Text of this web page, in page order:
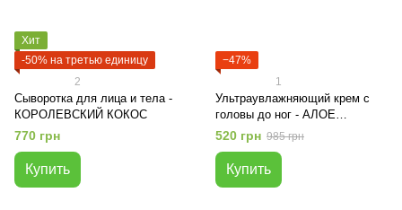
Хит
-50% на третью единицу
2
Cыворотка для лица и тела -
КОРОЛЕВСКИЙ КОКОС
770 грн
Купить
−47%
1
Ультраувлажняющий крем с
головы до ног - АЛОЕ
КАРДАМОН РОЗА
520 грн 985 грн
Купить